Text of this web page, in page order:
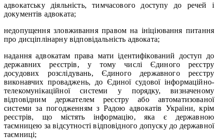
адвокатську діяльність, тимчасового доступу до речей і
документів адвоката;
недопущення зловживання правом на ініціювання питання
про дисціплінарну відповідальність адвоката;
надання адвокатам права мати ідентифікований доступ до
державних реєстрів, у тому числі Єдиного реєстру
досудових розслідувань, Єдиного державного реєстру
виконавчих проваджень, до Єдиної судової інформаційно-
телекомунікаційної системи у порядку, визначеному
відповідним держателем реєстру або автоматизованої
системи за погодженням з Радою адвокатів України, крім
реєстрів, що містять інформацію, яка є державною
таємницею за відсутності відповідного допуску до державної
таємниці;